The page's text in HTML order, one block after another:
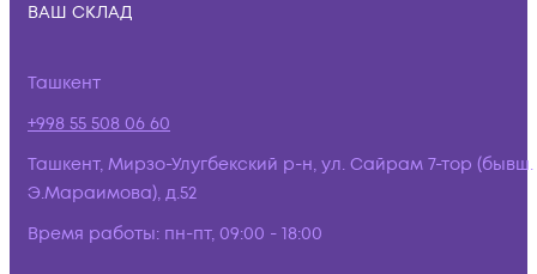
ВАШ СКЛАД
Ташкент
+998 55 508 06 60
Ташкент, Мирзо-Улугбекский р-н, ул. Сайрам 7-тор (бывш.
Э.Мараимова), д.52
Время работы: пн-пт, 09:00 - 18:00